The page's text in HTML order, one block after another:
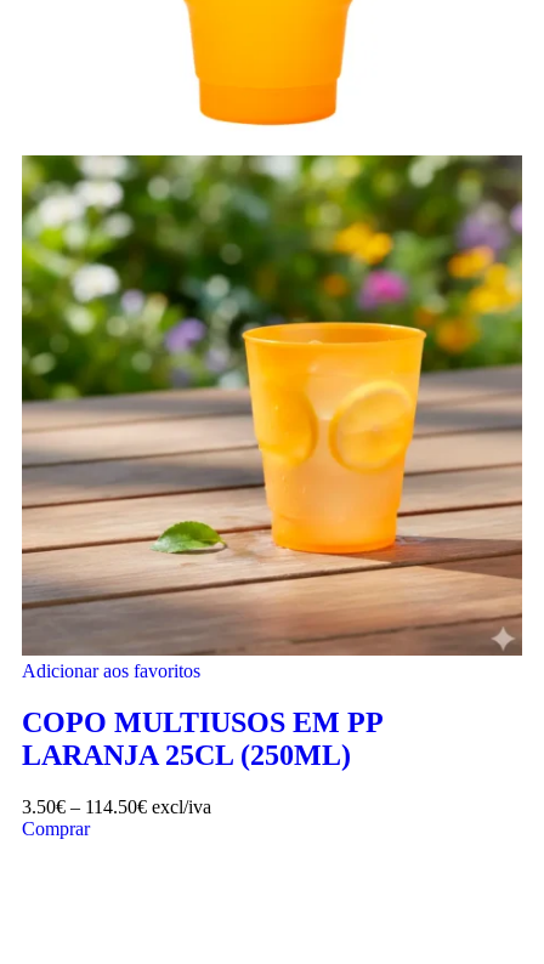
Adicionar aos favoritos
COPO MULTIUSOS EM PP
LARANJA 25CL (250ML)
3.50€ – 114.50€ excl/iva
Comprar